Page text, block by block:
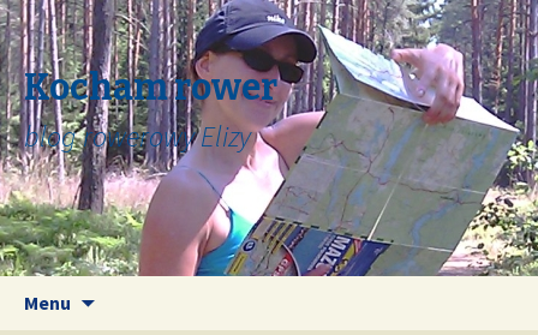
Kocham rower
blog rowerowy Elizy
Menu